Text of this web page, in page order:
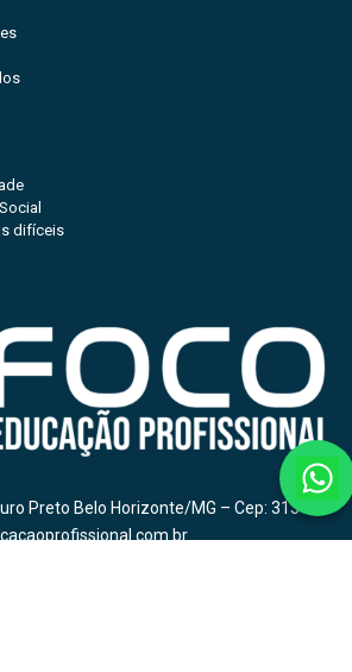
difíceis
Preto Belo Horizonte/MG – Cep: 31340-